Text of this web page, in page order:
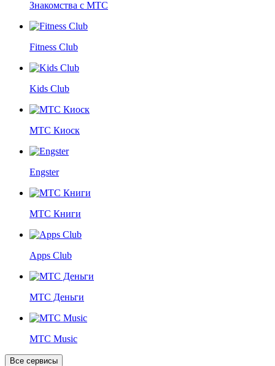
Знакомства с МТС
Fitness Club
Kids Club
МТС Киоск
Engster
МТС Книги
Apps Club
МТС Деньги
МТС Music
Все сервисы